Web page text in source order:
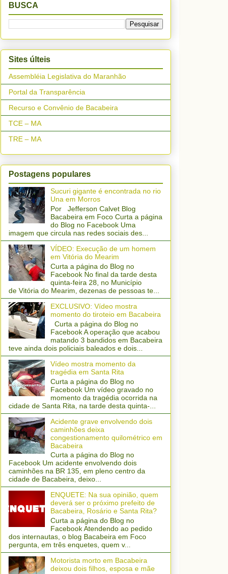
BUSCA
Sites últeis
Assembléia Legislativa do Maranhão
Portal da Transparência
Recurso e Convênio de Bacabeira
TCE – MA
TRE – MA
Postagens populares
Sucuri gigante é encontrada no rio
Una em Morros
Por Jefferson Calvet Blog
Bacabeira em Foco Curta a página
do Blog no Facebook Uma
imagem que circula nas redes sociais des...
VÍDEO: Execução de um homem
em Vitória do Mearim
Curta a página do Blog no
Facebook No final da tarde desta
quinta-feira 28, no Município
de Vitória do Mearim, dezenas de pessoas te...
EXCLUSIVO: Vídeo mostra
momento do tiroteio em Bacabeira
Curta a página do Blog no
Facebook A operação que acabou
matando 3 bandidos em Bacabeira
teve ainda dois policiais baleados e dois...
Vídeo mostra momento da
tragédia em Santa Rita
Curta a página do Blog no
Facebook Um vídeo gravado no
momento da tragédia ocorrida na
cidade de Santa Rita, na tarde desta quinta-...
Acidente grave envolvendo dois
caminhões deixa
congestionamento quilométrico em
Bacabeira
Curta a página do Blog no
Facebook Um acidente envolvendo dois
caminhões na BR 135, em pleno centro da
cidade de Bacabeira, deixo...
ENQUETE: Na sua opinião, quem
deverá ser o próximo prefeito de
Bacabeira, Rosário e Santa Rita?
Curta a página do Blog no
Facebook Atendendo ao pedido
dos internautas, o blog Bacabeira em Foco
pergunta, em três enquetes, quem v...
Motorista morto em Bacabeira
deixou dois filhos, esposa e mãe